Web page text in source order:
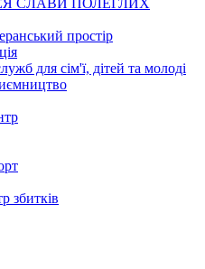
СЛАВИ ПОЛЕГЛИХ
простір
для сім'ї, дітей та молоді
збитків